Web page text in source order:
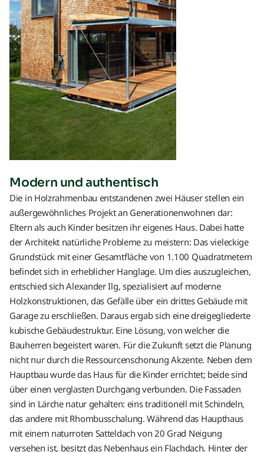
Modern und authentisch
Die in Holzrahmenbau entstandenen zwei Häuser stellen ein
außergewöhnliches Projekt an Generationenwohnen dar:
Eltern als auch Kinder besitzen ihr eigenes Haus. Dabei hatte
der Architekt natürliche Probleme zu meistern: Das vieleckige
Grundstück mit einer Gesamtfläche von 1.100 Quadratmetern
befindet sich in erheblicher Hanglage. Um dies auszugleichen,
entschied sich Alexander Ilg, spezialisiert auf moderne
Holzkonstruktionen, das Gefälle über ein drittes Gebäude mit
Garage zu erschließen. Daraus ergab sich eine dreigegliederte
kubische Gebäudestruktur. Eine Lösung, von welcher die
Bauherren begeistert waren. Für die Zukunft setzt die Planung
nicht nur durch die Ressourcenschonung Akzente. Neben dem
Hauptbau wurde das Haus für die Kinder errichtet; beide sind
über einen verglasten Durchgang verbunden. Die Fassaden
sind in Lärche natur gehalten: eins traditionell mit Schindeln,
das andere mit Rhombusschalung. Während das Haupthaus
mit einem naturroten Satteldach von 20 Grad Neigung
versehen ist, besitzt das Nebenhaus ein Flachdach. Hinter der